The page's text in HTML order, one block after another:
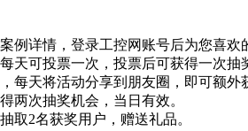
例详情，登录工控网账号后为您喜欢
天可投票一次，投票后可获得一次抽
每天将活动分享到朋友圈，即可额外
两次抽奖机会，当日有效。
取2名获奖用户，赠送礼品。